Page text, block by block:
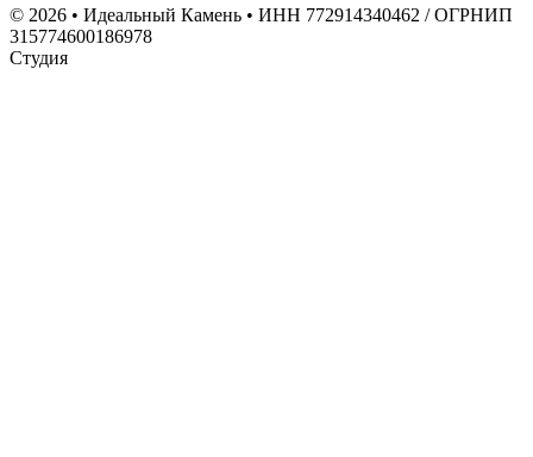
© 2026 • Идеальный Камень • ИНН 772914340462 / ОГРНИП
315774600186978
Студия